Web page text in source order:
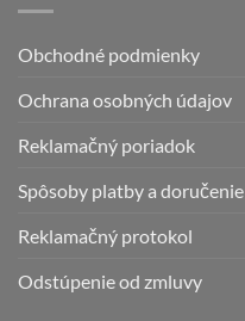
Obchodné podmienky
Ochrana osobných údajov
Reklamačný poriadok
Spôsoby platby a doručenie
Reklamačný protokol
Odstúpenie od zmluvy